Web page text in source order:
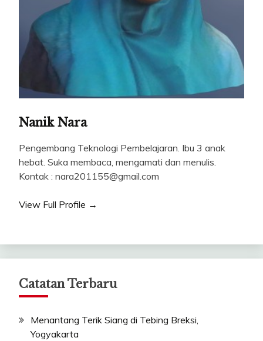
Nanik Nara
Pengembang Teknologi Pembelajaran. Ibu 3 anak
hebat. Suka membaca, mengamati dan menulis.
Kontak : nara201155@gmail.com
View Full Profile →
Catatan Terbaru
Menantang Terik Siang di Tebing Breksi,
Yogyakarta